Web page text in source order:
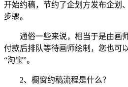
开始约稿，节约了企划方发布企划
步骤。
通俗一些来说，相当于是由画
付款后排队等待画师绘制，您也可
“淘宝”。
2、橱窗约稿流程是什么？